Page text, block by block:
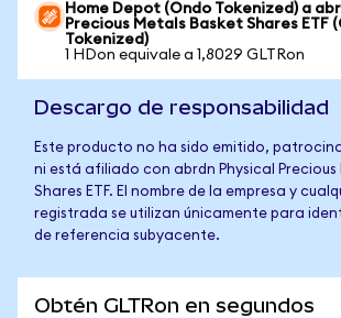
Home Depot (Ondo Tokenized) a
Precious Metals Basket Shares ETF
Tokenized)
1 HDon equivale a 1,8029 GLTRon
Descargo de responsabilidad
Este producto no ha sido emitido,
ni está afiliado con abrdn Physical Precious
Shares ETF. El nombre de la empresa y
registrada se utilizan únicamente para
de referencia subyacente.
Obtén GLTRon en segundos